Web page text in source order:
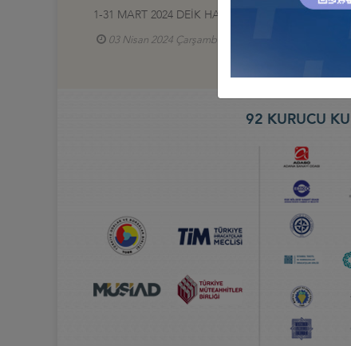
1-31 MART 2024 DEİK HABERLERİ
03 Nisan 2024 Çarşamba
92 KURUCU